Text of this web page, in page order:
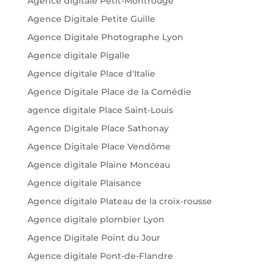
Agence Digitale Petite Guille
Agence Digitale Photographe Lyon
Agence digitale Pigalle
Agence digitale Place d'Italie
Agence Digitale Place de la Comédie
agence digitale Place Saint-Louis
Agence Digitale Place Sathonay
Agence Digitale Place Vendôme
Agence digitale Plaine Monceau
Agence digitale Plaisance
Agence digitale Plateau de la croix-rousse
Agence digitale plombier Lyon
Agence Digitale Point du Jour
Agence digitale Pont-de-Flandre